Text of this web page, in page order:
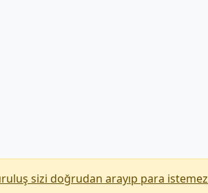
sizi doğrudan arayıp para istemez